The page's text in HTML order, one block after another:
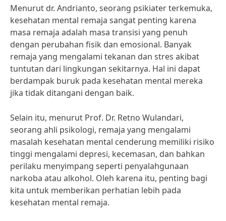
Menurut dr. Andrianto, seorang psikiater terkemuka,
kesehatan mental remaja sangat penting karena
masa remaja adalah masa transisi yang penuh
dengan perubahan fisik dan emosional. Banyak
remaja yang mengalami tekanan dan stres akibat
tuntutan dari lingkungan sekitarnya. Hal ini dapat
berdampak buruk pada kesehatan mental mereka
jika tidak ditangani dengan baik.
Selain itu, menurut Prof. Dr. Retno Wulandari,
seorang ahli psikologi, remaja yang mengalami
masalah kesehatan mental cenderung memiliki risiko
tinggi mengalami depresi, kecemasan, dan bahkan
perilaku menyimpang seperti penyalahgunaan
narkoba atau alkohol. Oleh karena itu, penting bagi
kita untuk memberikan perhatian lebih pada
kesehatan mental remaja.